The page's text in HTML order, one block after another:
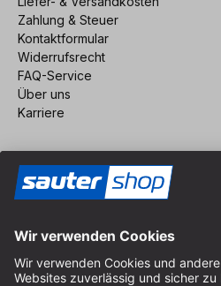
Zahlung & Steuer
Kontaktformular
Widerrufsrecht
FAQ-Service
Über uns
Karriere
Impressum